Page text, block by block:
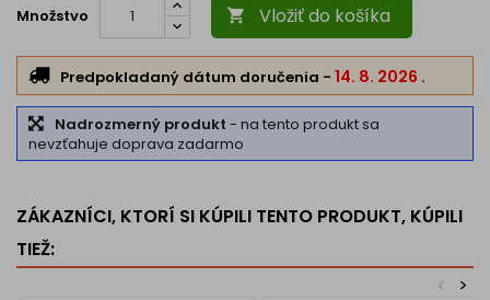
Množstvo  Vložiť do košíka
Predpokladaný dátum doručenia - 14. 8. 2026 .
Nadrozmerný produkt - na tento produkt sa
nevzťahuje doprava zadarmo
ZÁKAZNÍCI, KTORÍ SI KÚPILI TENTO PRODUKT, KÚPILI
TIEŽ:
>
<